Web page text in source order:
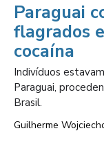
Paraguai
flagrados
cocaína
Indivíduos
Paraguai,
Brasil.
Guilherme